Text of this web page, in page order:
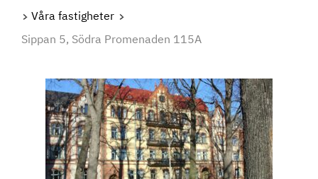
KONTAKT
Våra fastigheter
Sippan 5, Södra Promenaden 115A